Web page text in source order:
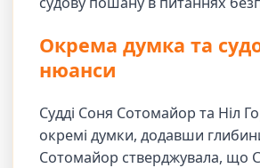
Окрема думка та
нюанси
Судді Соня Сотомайор та Ніл
окремі думки, додавши
Сотомайор стверджувала, що